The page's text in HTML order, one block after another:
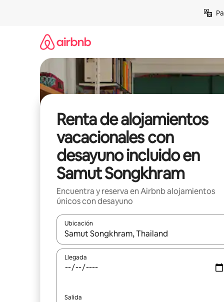
Renta de alojamientos
vacacionales con
desayuno incluido en
Samut Songkhram
Encuentra y reserva en Airbnb alojamientos
únicos con desayuno
Ubicación
Cuando los resultados estén disponibles, podrás
Llegada
Salida